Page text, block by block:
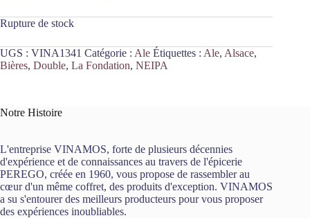
Rupture de stock
UGS : VINA1341 Catégorie : Ale Étiquettes : Ale, Alsace,
Bières, Double, La Fondation, NEIPA
Notre Histoire
L'entreprise VINAMOS, forte de plusieurs décennies
d'expérience et de connaissances au travers de l'épicerie
PEREGO, créée en 1960, vous propose de rassembler au
cœur d'un même coffret, des produits d'exception. VINAMOS
a su s'entourer des meilleurs producteurs pour vous proposer
des expériences inoubliables.